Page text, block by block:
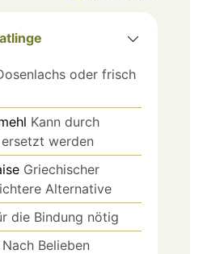
oder frisch
Kann durch
werden
Griechischer
Alternative
die Bindung nötig
Nach Belieben